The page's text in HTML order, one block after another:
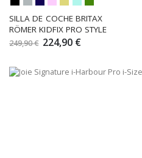
SILLA DE COCHE BRITAX
RÖMER KIDFIX PRO STYLE
249,90 € 224,90 €